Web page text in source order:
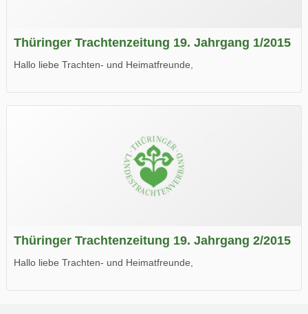
Thüringer Trachtenzeitung 19. Jahrgang 1/2015
Hallo liebe Trachten- und Heimatfreunde,
Wir wünschen Euch viel Spaß beim Lesen.
Thüringer Trachtenzeitung 19. Jahrgang 2/2015
Hallo liebe Trachten- und Heimatfreunde,